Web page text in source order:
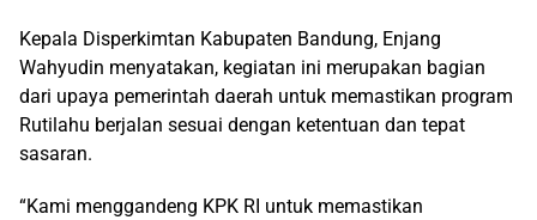
Kepala Disperkimtan Kabupaten Bandung, Enjang
Wahyudin menyatakan, kegiatan ini merupakan bagian
dari upaya pemerintah daerah untuk memastikan program
Rutilahu berjalan sesuai dengan ketentuan dan tepat
sasaran.
“Kami menggandeng KPK RI untuk memastikan